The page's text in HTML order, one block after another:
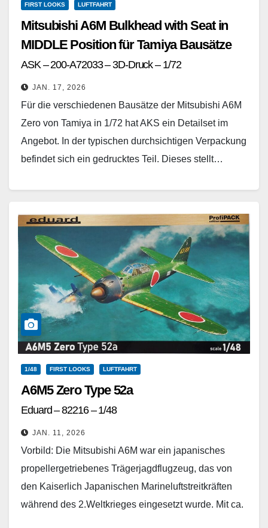
FIRST LOOKS
LUFTFAHRT
Mitsubishi A6M Bulkhead with Seat in
MIDDLE Position für Tamiya Bausätze
ASK – 200-A72033 – 3D-Druck – 1/72
JAN. 17, 2026
Für die verschiedenen Bausätze der Mitsubishi A6M
Zero von Tamiya in 1/72 hat AKS ein Detailset im
Angebot. In der typischen durchsichtigen Verpackung
befindet sich ein gedrucktes Teil. Dieses stellt…
1/48 FIRST LOOKS LUFTFAHRT
A6M5 Zero Type 52a
Eduard – 82216 – 1/48
JAN. 11, 2026
Vorbild: Die Mitsubishi A6M war ein japanisches
propellergetriebenes Trägerjagdflugzeug, das von
den Kaiserlich Japanischen Marineluftstreitkräften
während des 2.Weltkrieges eingesetzt wurde. Mit ca.